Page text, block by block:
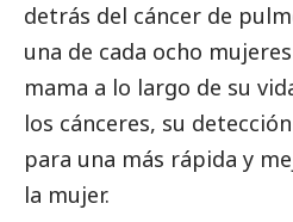
detrás del cáncer de
una de cada ocho
mama a lo largo de su
los cánceres, su
para una más rápida y
la mujer.